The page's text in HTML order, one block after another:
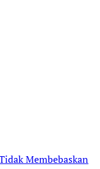
Membebaskan